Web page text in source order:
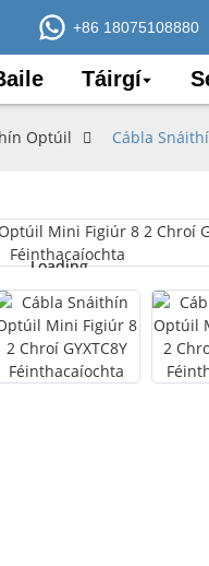
+86 18075108880
Táirgí
Optúil Cábla
Loading...
Loading...